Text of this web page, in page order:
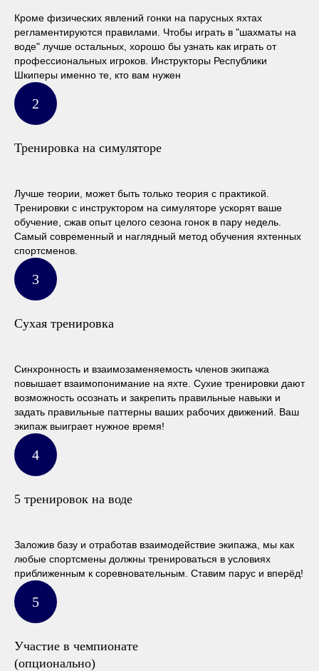
Кроме физических явлений гонки на парусных яхтах
регламентируются правилами. Чтобы играть в "шахматы на
воде" лучше остальных, хорошо бы узнать как играть от
профессиональных игроков. Инструкторы Республики
Шкиперы именно те, кто вам нужен
Тренировка на симуляторе
Лучше теории, может быть только теория с практикой.
Тренировки с инструктором на симуляторе ускорят ваше
обучение, сжав опыт целого сезона гонок в пару недель.
Самый современный и наглядный метод обучения яхтенных
спортсменов.
Сухая тренировка
Синхронность и взаимозаменяемость членов экипажа
повышает взаимопонимание на яхте. Сухие тренировки дают
возможность осознать и закрепить правильные навыки и
задать правильные паттерны ваших рабочих движений. Ваш
экипаж выиграет нужное время!
5 тренировок на воде
Заложив базу и отработав взаимодействие экипажа, мы как
любые спортсмены должны тренироваться в условиях
приближенным к соревновательным. Ставим парус и вперёд!
Участие в чемпионате
(опционально)